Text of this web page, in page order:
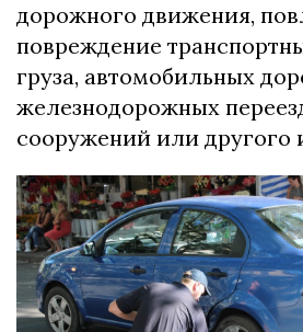
дорожного движения,
повреждение
груза, автомобильных
железнодорожных
сооружений или другого